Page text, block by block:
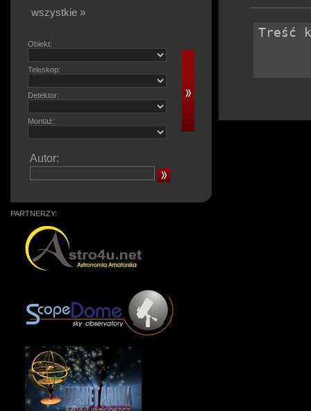
wszystkie »
Obiekt:
Teleskop:
Detektor:
Montaż:
Autor:
PARTNERZY: